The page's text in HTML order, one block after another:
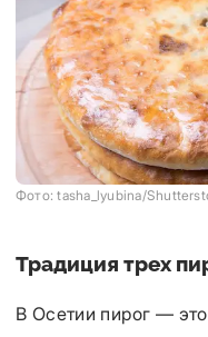
Фото: tasha_lyubina/
Традиция трех
В Осетии пирог —